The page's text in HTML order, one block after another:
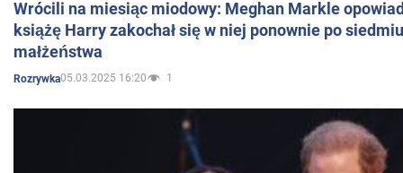
Wrócili na miesiąc miodowy: Meghan Markle
książę Harry zakochał się w niej ponownie po
małżeństwa
Rozrywka05.03.2025 16:20 1